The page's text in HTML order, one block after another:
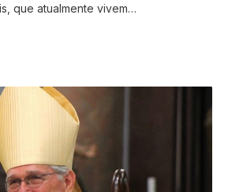
que atualmente vivem…